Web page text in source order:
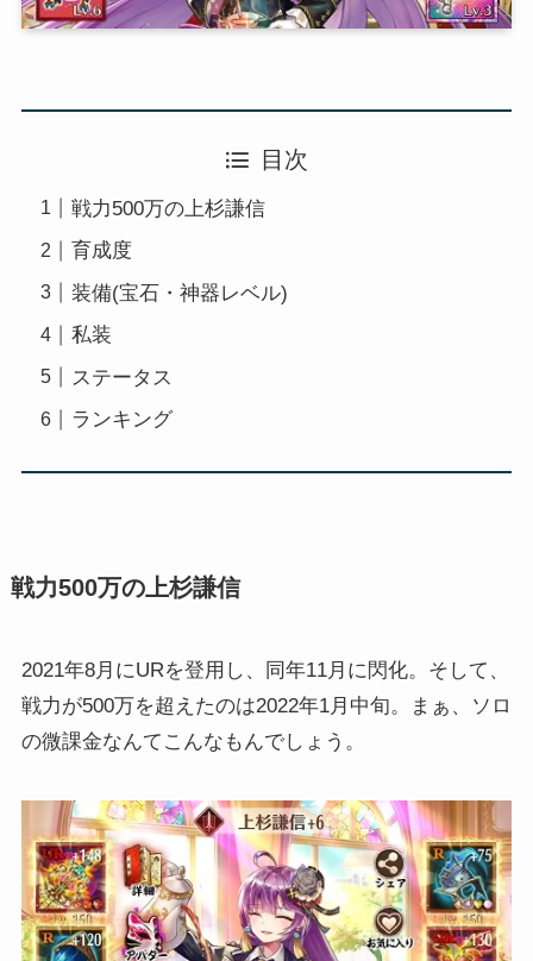
目次
戦力500万の上杉謙信
育成度
装備(宝石・神器レベル)
私装
ステータス
ランキング
戦力500万の上杉謙信
2021年8月にURを登用し、同年11月に閃化。そして、
戦力が500万を超えたのは2022年1月中旬。まぁ、ソロ
の微課金なんてこんなもんでしょう。